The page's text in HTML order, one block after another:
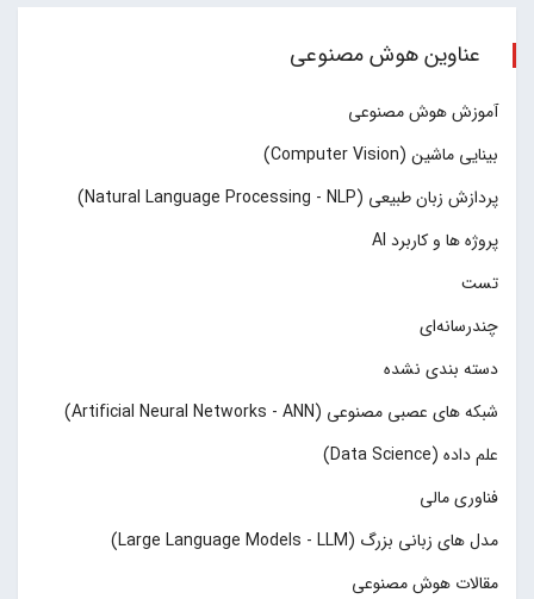
عناوین هوش مصنوعی
آموزش هوش مصنوعی
بینایی ماشین (Computer Vision)
پردازش زبان طبیعی (Natural Language Processing - NLP)
پروژه ها و کاربرد AI
تست
چند‌‌رسانه‌ای
دسته بندی نشده
شبکه های عصبی مصنوعی (Artificial Neural Networks - ANN)
علم داده (Data Science)
فناوری مالی
مدل های زبانی بزرگ (Large Language Models - LLM)
مقالات هوش مصنوعی